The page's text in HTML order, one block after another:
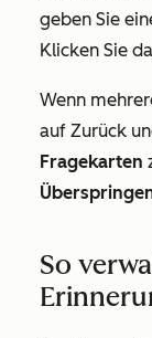
geben Sie
Klicken Sie
Wenn
auf Zurück
Fragekarten
So